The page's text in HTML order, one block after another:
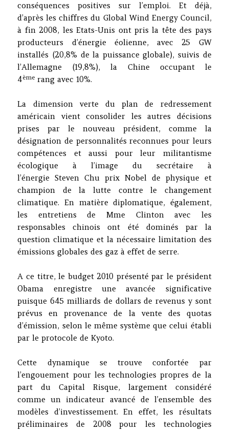
conséquences positives sur l’emploi. Et déjà,
d’après les chiffres du Global Wind Energy Council,
à fin 2008, les Etats-Unis ont pris la tête des pays
producteurs d’énergie éolienne, avec 25 GW
installés (20,8% de la puissance globale), suivis de
l’Allemagne (19,8%), la Chine occupant le
4ème rang avec 10%.
La dimension verte du plan de redressement
américain vient consolider les autres décisions
prises par le nouveau président, comme la
désignation de personnalités reconnues pour leurs
compétences et aussi pour leur militantisme
écologique à l’image du secrétaire à
l’énergie Steven Chu prix Nobel de physique et
champion de la lutte contre le changement
climatique. En matière diplomatique, également,
les entretiens de Mme Clinton avec les
responsables chinois ont été dominés par la
question climatique et la nécessaire limitation des
émissions globales des gaz à effet de serre.
A ce titre, le budget 2010 présenté par le président
Obama enregistre une avancée significative
puisque 645 milliards de dollars de revenus y sont
prévus en provenance de la vente des quotas
d’émission, selon le même système que celui établi
par le protocole de Kyoto.
Cette dynamique se trouve confortée par
l’engouement pour les technologies propres de la
part du Capital Risque, largement considéré
comme un indicateur avancé de l’ensemble des
modèles d’investissement. En effet, les résultats
préliminaires de 2008 pour les technologies